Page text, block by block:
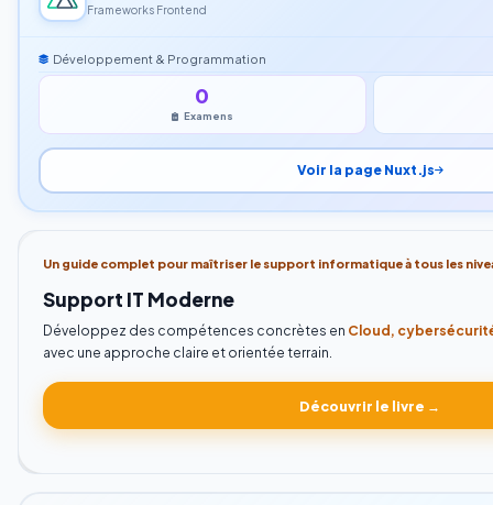
Frameworks Frontend
Développement & Programmation
0
Examens
Voir la page Nuxt.js
Un guide complet pour maîtriser le support informatique à tous les
Support IT Moderne
Développez des compétences concrètes en Cloud,
avec une approche claire et orientée terrain.
Découvrir le livre →